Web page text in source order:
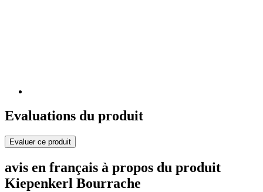
Evaluations du produit
Evaluer ce produit
avis en français à propos du produit
Kiepenkerl Bourrache